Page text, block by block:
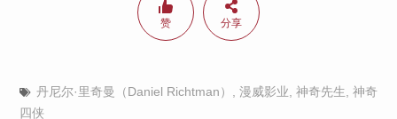
赞 分享
丹尼尔·里奇曼（Daniel Richtman） , 漫威影业, 神奇先生, 神奇
四侠